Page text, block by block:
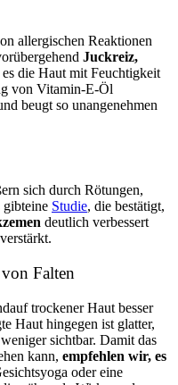
allergischen Reaktionen
Juckreiz,
es die Haut mit Feuchtigkeit
von Vitamin-E-Öl
beugt so unangenehmen
sich durch Rötungen,
gibteine Studie, die bestätigt,
deutlich verbessert
Falten
auf trockener Haut besser
Haut hingegen ist glatter,
sichtbar. Damit das
kann, empfehlen wir, es
oder eine